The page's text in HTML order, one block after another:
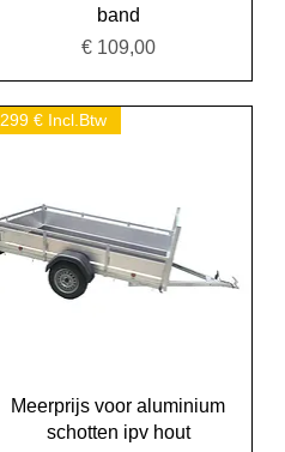
band
Prijs
€ 109,00
Snel overzicht
299 € Incl.Btw
Meerprijs voor aluminium
schotten ipv hout